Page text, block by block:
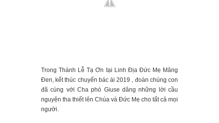
Trong Thánh Lễ Tạ Ơn tại Linh Địa Đức Mẹ Măng
Đen, kết thúc chuyến bác ái 2019 , đoàn chúng con
đã cùng với Cha phó Giuse dâng những lời cầu
nguyện tha thiết lên Chúa và Đức Mẹ cho tất cả mọi
người.